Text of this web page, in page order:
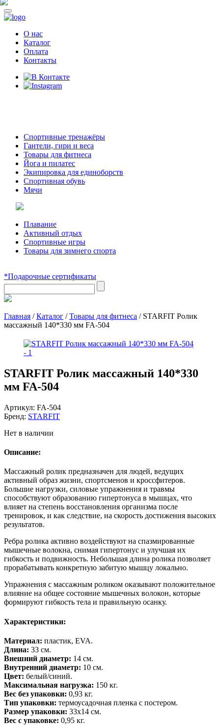
О нас
Каталог
Оплата
Контакты
Спортивные тренажёры
Гантели, гири и веса
Товары для фитнеса
Йога и пилатес
Экипировка для единоборств
Спортивная обувь
Мячи
Плавание
Активный отдых
Спортивные игры
Товары для зимнего спорта
*Подарочные сертификаты
Главная /Каталог /Товары для фитнеса / STARFIT Ролик
массажный 140*330 мм FA-504
STARFIT Ролик массажный 140*330
мм FA-504
Артикул: FA-504
Бренд: STARFIT
Нет в наличии
Описание:
Массажный ролик предназначен для людей, ведущих
активный образ жизни, спортсменов и кроссфитеров.
Большие нагрузки, силовые упражнения и травмы
способствуют образованию гипертонуса в мышцах, что
влияет на степень восстановления организма после
тренировок, и как следствие, на скорость достижения высоких
результатов.
Ребра ролика активно воздействуют на спазмированные
мышечные волокна, снимая гипертонус и улучшая их
гибкость и подвижность. Небольшая длина ролика позволяет
прорабатывать конкретную забитую мышцу локально.
Упражнения с массажным роликом оказывают положительное
влияние на общее состояние мышечных волокон, которые
формируют гибкость тела и правильную осанку.
Характеристики:
Материал: пластик, EVA.
Длина: 33 см.
Внешний диаметр: 14 см.
Внутренний диаметр: 10 см.
Цвет: белый/синий.
Максимальная нагрузка: 150 кг.
Вес без упаковки: 0,93 кг.
Тип упаковки: термоусадочная пленка с постером.
Размер упаковки: 33х14 см.
Вес с упаковке: 0,95 кг.